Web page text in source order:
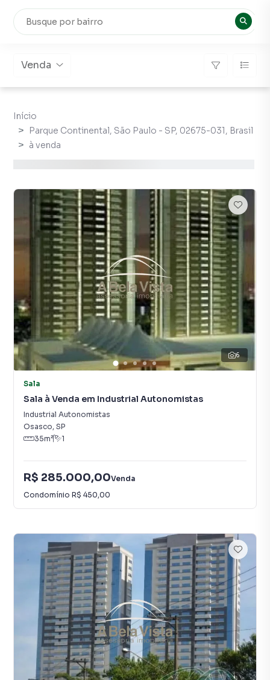
Venda
Início
Parque Continental, São Paulo - SP, 02675-031, Brasil
à venda
6
Sala
Sala à Venda em Industrial Autonomistas
Industrial Autonomistas
Osasco, SP
35m² 1
R$ 285.000,00Venda
Condomínio R$ 450,00